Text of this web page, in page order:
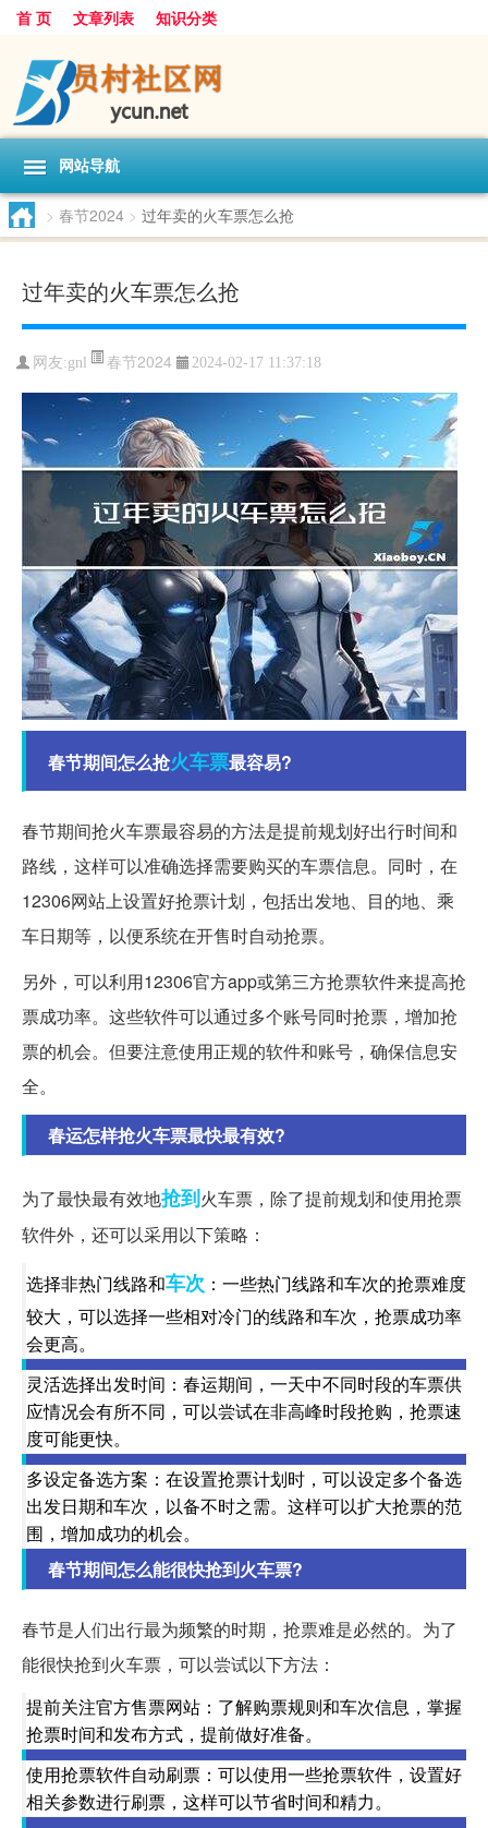
首 页 文章列表 知识分类
网站导航
> 春节2024 > 过年卖的火车票怎么抢
过年卖的火车票怎么抢
网友:gnl 春节2024 2024-02-17 11:37:18
春节期间怎么抢火车票最容易?
春节期间抢火车票最容易的方法是提前规划好出行时间和
路线，这样可以准确选择需要购买的车票信息。同时，在
12306网站上设置好抢票计划，包括出发地、目的地、乘
车日期等，以便系统在开售时自动抢票。
另外，可以利用12306官方app或第三方抢票软件来提高抢
票成功率。这些软件可以通过多个账号同时抢票，增加抢
票的机会。但要注意使用正规的软件和账号，确保信息安
全。
春运怎样抢火车票最快最有效?
为了最快最有效地抢到火车票，除了提前规划和使用抢票
软件外，还可以采用以下策略：
选择非热门线路和车次 ：一些热门线路和车次的抢票难度
较大，可以选择一些相对冷门的线路和车次，抢票成功率
会更高。
灵活选择出发时间：春运期间，一天中不同时段的车票供
应情况会有所不同，可以尝试在非高峰时段抢购，抢票速
度可能更快。
多设定备选方案：在设置抢票计划时，可以设定多个备选
出发日期和车次，以备不时之需。这样可以扩大抢票的范
围，增加成功的机会。
春节期间怎么能很快抢到火车票?
春节是人们出行最为频繁的时期，抢票难是必然的。为了
能很快抢到火车票，可以尝试以下方法：
提前关注官方售票网站：了解购票规则和车次信息，掌握
抢票时间和发布方式，提前做好准备。
使用抢票软件自动刷票：可以使用一些抢票软件，设置好
相关参数进行刷票，这样可以节省时间和精力。